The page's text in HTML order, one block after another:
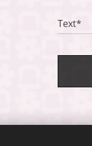
Text*